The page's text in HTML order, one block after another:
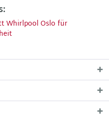
Whirlpool Oslo für